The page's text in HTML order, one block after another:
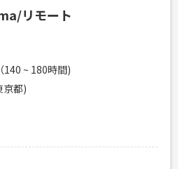
上 ・カスタマージャーニーマッ
の構成書（ワイヤーフレーム）
の開発経験4年以上
1年以上
での開発経験
リモート
140 ~ 180時間)
京都)